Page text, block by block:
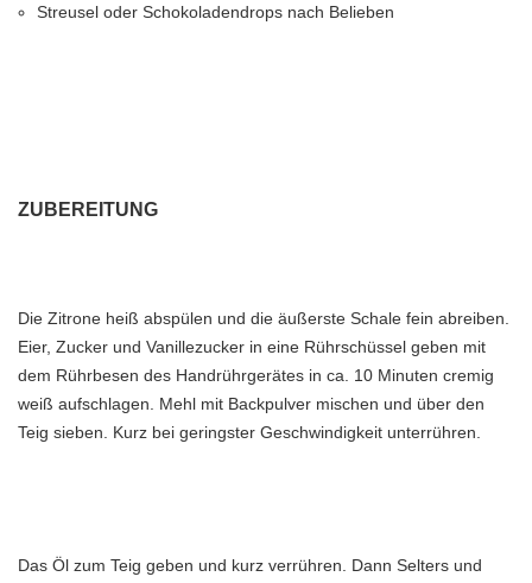
Streusel oder Schokoladendrops nach Belieben
ZUBEREITUNG
Die Zitrone heiß abspülen und die äußerste Schale fein abreiben.
Eier, Zucker und Vanillezucker in eine Rührschüssel geben mit
dem Rührbesen des Handrührgerätes in ca. 10 Minuten cremig
weiß aufschlagen. Mehl mit Backpulver mischen und über den
Teig sieben. Kurz bei geringster Geschwindigkeit unterrühren.­­
Das Öl zum Teig geben und kurz verrühren. Dann Selters und